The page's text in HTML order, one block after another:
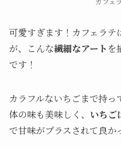
可愛すぎます！カフェラテ
が、こんな繊細なアートを
です！
カラフルないちごまで持っ
体の味も美味しく、 いちご
で甘味がプラスされて良か